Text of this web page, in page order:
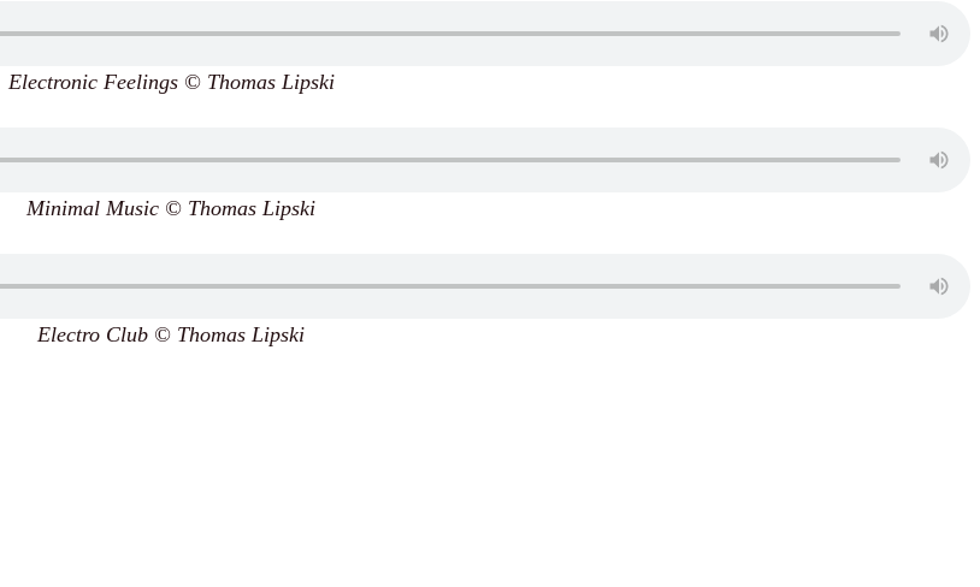
Electronic Feelings © Thomas Lipski
Minimal Music © Thomas Lipski
Electro Club © Thomas Lipski